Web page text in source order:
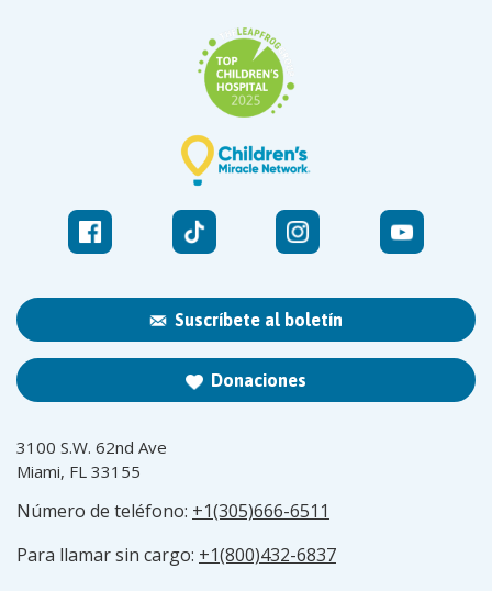
Suscríbete al boletín
Donaciones
3100 S.W. 62nd Ave
Miami, FL 33155
Número de teléfono: +1(305)666-6511
Para llamar sin cargo: +1(800)432-6837